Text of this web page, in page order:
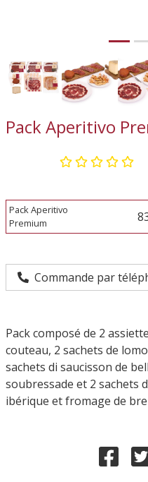
Pack Aperitivo
Pack Aperitivo
Premium
Commande par
Pack composé de 2
couteau, 2 sachets de
sachets di saucisson de
soubressade et 2 sachets
ibérique et fromage de